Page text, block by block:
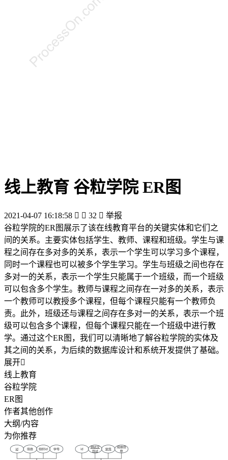
线上教育 谷粒学院 ER图
2021-04-07 16:18:58   32  举报
谷粒学院的ER图展示了该在线教育平台的关键实体和它们之
间的关系。主要实体包括学生、教师、课程和班级。学生与课
程之间存在多对多的关系，表示一个学生可以学习多个课程，
同时一个课程也可以被多个学生学习。学生与班级之间也存在
多对一的关系，表示一个学生只能属于一个班级，而一个班级
可以包含多个学生。教师与课程之间存在一对多的关系，表示
一个教师可以教授多个课程，但每个课程只能有一个教师负
责。此外，班级还与课程之间存在多对一的关系，表示一个班
级可以包含多个课程，但每个课程只能在一个班级中进行教
学。通过这个ER图，我们可以清晰地了解谷粒学院的实体及
其之间的关系，为后续的数据库设计和系统开发提供了基础。
展开
线上教育
谷粒学院
ER图
作者其他创作
大纲/内容
为你推荐